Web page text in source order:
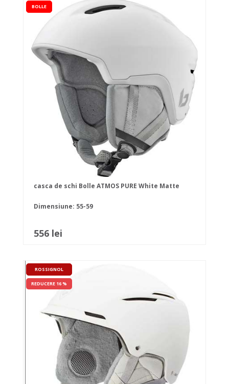
BOLLE
casca de schi Bolle ATMOS PURE White Matte
Dimensiune: 55-59
556 lei
ROSSIGNOL
REDUCERE 16 %